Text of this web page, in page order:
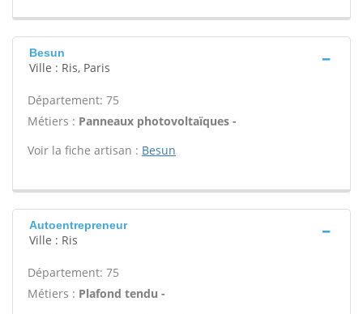
Besun
Ville : Ris, Paris
Département: 75
Métiers : Panneaux photovoltaïques -
Voir la fiche artisan : Besun
Autoentrepreneur
Ville : Ris
Département: 75
Métiers : Plafond tendu -